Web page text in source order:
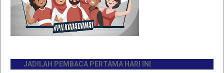
JADILAH PEMBACA PERTAMA HARI INI